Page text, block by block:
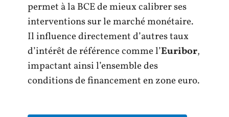
permet à la BCE de mieux calibrer ses
interventions sur le marché monétaire.
Il influence directement d’autres taux
d’intérêt de référence comme l’Euribor,
impactant ainsi l’ensemble des
conditions de financement en zone euro.